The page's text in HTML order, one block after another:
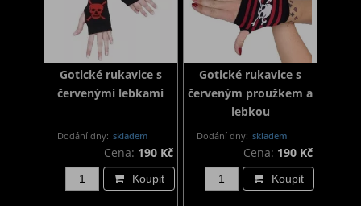
Gotické rukavice s
červenými lebkami
Dodání dny: skladem
Cena: 190 Kč
Koupit
Gotické rukavice s
červeným proužkem a
lebkou
Dodání dny: skladem
Cena: 190 Kč
Koupit